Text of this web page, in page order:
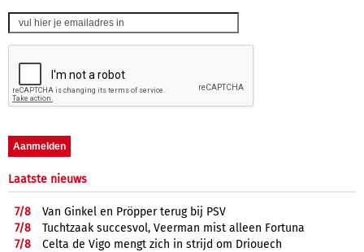
Laatste nieuws
7/8
Van Ginkel en Pröpper terug bij PSV
7/8
Tuchtzaak succesvol, Veerman mist alleen Fortuna
7/8
Celta de Vigo mengt zich in strijd om Driouech